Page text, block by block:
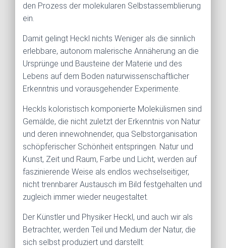
den Prozess der molekularen Selbstassemblierung
ein.
Damit gelingt Heckl nichts Weniger als die sinnlich
erlebbare, autonom malerische Annäherung an die
Ursprünge und Bausteine der Materie und des
Lebens auf dem Boden naturwissenschaftlicher
Erkenntnis und vorausgehender Experimente.
Heckls koloristisch komponierte Molekülismen sind
Gemälde, die nicht zuletzt der Erkenntnis von Natur
und deren innewohnender, qua Selbstorganisation
schöpferischer Schönheit entspringen. Natur und
Kunst, Zeit und Raum, Farbe und Licht, werden auf
faszinierende Weise als endlos wechselseitiger,
nicht trennbarer Austausch im Bild festgehalten und
zugleich immer wieder neugestaltet.
Der Künstler und Physiker Heckl, und auch wir als
Betrachter, werden Teil und Medium der Natur, die
sich selbst produziert und darstellt: